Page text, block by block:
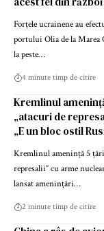
Forțele ucrainene au
portului Olia de la Marea
la peste…
4 minute timp de citire
Kremlinul
„atacuri de
„E un bloc ostil
Kremlinul amenință 5
represalii” cu arme
lansat amenințări…
2 minute timp de citire